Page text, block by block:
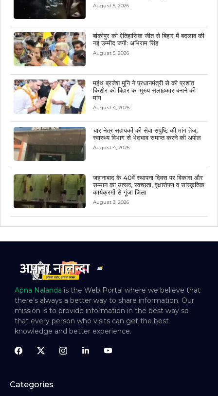
August 5, 2026
बांकीपुर की ऐतिहासिक जीत से बिहार में बदलाव की
नई उम्मीद जगी: अभिराम सिंह
August 5, 2026
महंथ ब्रजेश मुनि ने प्रधानमंत्री से की प्रशांत
किशोर को बिहार का मुख्य सलाहकार बनाने की
मांग
August 4, 2026
चार नेत्र सहायकों की सेवा संपुष्टि की मांग तेज,
स्वास्थ्य विभाग से भेदभाव समाप्त करने की अपील
August 4, 2026
जहानाबाद के 40वें स्थापना दिवस पर विकास और
सम्मान का उत्सव, स्वच्छता, वृक्षारोपण व सांस्कृतिक
कार्यक्रमों से गूंजा जिला
August 3, 2026
Apna Nalanda is the Web Portal where we believe that
there’s always a better way to share information. Our
mission is to provide information in the best way so
that every person who visits can get the best
knowledge and better experience.
Categories